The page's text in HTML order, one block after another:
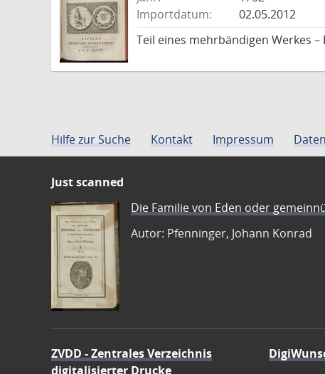
Importdatum:
02.05.2012
Teil eines mehrbändigen Werkes –
Hilfe zur Suche Kontakt Impressum
Just scanned
Die Familie von Eden oder
Autor: Pfenninger, Johann Konrad
ZVDD - Zentrales Verzeichnis
digitalisierter Drucke